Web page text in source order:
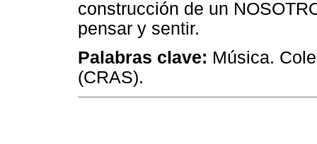
construcción de un
pensar y sentir.
Palabras clave: Música.
(CRAS).